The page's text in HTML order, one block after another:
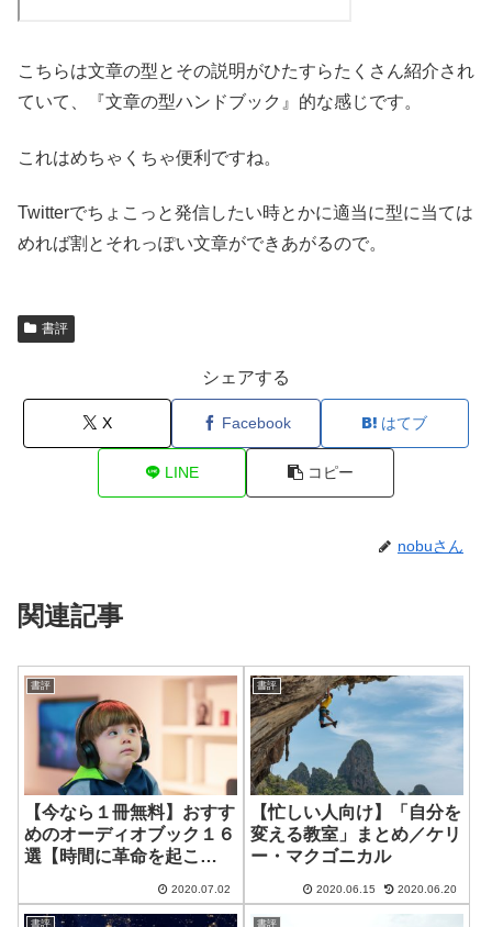
こちらは文章の型とその説明がひたすらたくさん紹介され
ていて、『文章の型ハンドブック』的な感じです。
これはめちゃくちゃ便利ですね。
Twitterでちょこっと発信したい時とかに適当に型に当ては
めれば割とそれっぽい文章ができあがるので。
書評
シェアする
X Facebook はてブ
LINE コピー
nobuさん
関連記事
書評
【今なら１冊無料】おすす
めのオーディオブック１６
選【時間に革命を起こ
2020.07.02
書評
【忙しい人向け】「自分を
変える教室」まとめ／ケリ
ー・マクゴニカル
2020.06.15 2020.06.20
書評 書評